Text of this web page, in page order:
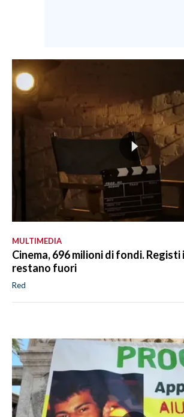
MULTIMEDIA
Cinema, 696 milioni di fondi.
restano fuori
Red